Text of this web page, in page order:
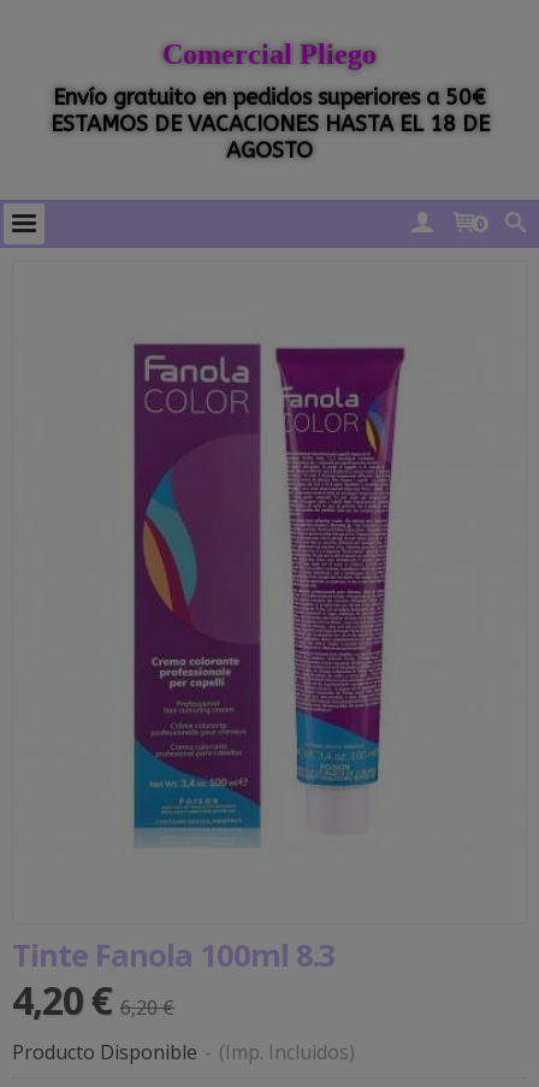
Comercial Pliego
Envío gratuito en pedidos superiores a 50€
ESTAMOS DE VACACIONES HASTA EL 18 DE
AGOSTO
0
Tinte Fanola 100ml 8.3
4,20 € 6,20 €
Producto Disponible - (Imp. Incluidos)